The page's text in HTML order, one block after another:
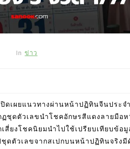
In ข่าว
ดเผยแนวทางผ่านหน้าปฏิทินจีนประจ
ฏชุดตัวเลขนำโชคอักษรสีแดงลายมือ
ยงโชคนิยมนำไปใช้เปรียบเทียบข้อมู
ดตัวเลขจากสเปกบนหน้าปฏิทินจริงมี